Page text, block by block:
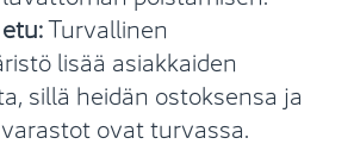
Turvallinen
lisää asiakkaiden
sillä heidän ostoksensa ja
ovat turvassa.